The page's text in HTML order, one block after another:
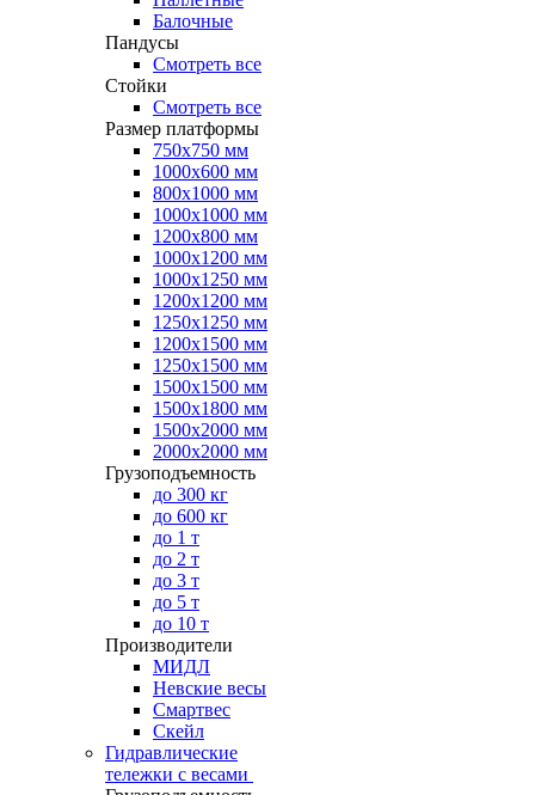
Балочные
Пандусы
Смотреть все
Стойки
Смотреть все
Размер платформы
750х750 мм
1000х600 мм
800х1000 мм
1000х1000 мм
1200х800 мм
1000х1200 мм
1000х1250 мм
1200х1200 мм
1250х1250 мм
1200х1500 мм
1250х1500 мм
1500х1500 мм
1500х1800 мм
1500х2000 мм
2000х2000 мм
Грузоподъемность
до 300 кг
до 600 кг
до 1 т
до 2 т
до 3 т
до 5 т
до 10 т
Производители
МИДЛ
Невские весы
Смартвес
Скейл
Гидравлические
тележки с весами